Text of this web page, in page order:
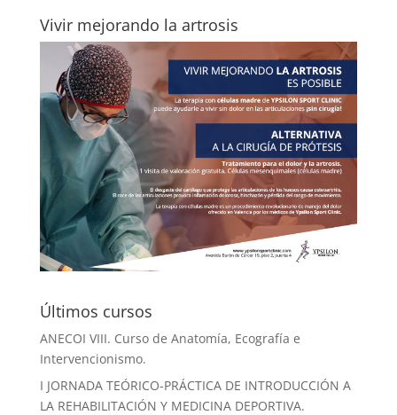
Vivir mejorando la artrosis
Últimos cursos
ANECOI VIII. Curso de Anatomía, Ecografía e
Intervencionismo.
I JORNADA TEÓRICO-PRÁCTICA DE INTRODUCCIÓN A
LA REHABILITACIÓN Y MEDICINA DEPORTIVA.